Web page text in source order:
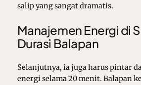
salip yang sangat dramatis.
Manajemen Energi di
Durasi Balapan
Selanjutnya, ia juga harus pintar
energi selama 20 menit. Balapan